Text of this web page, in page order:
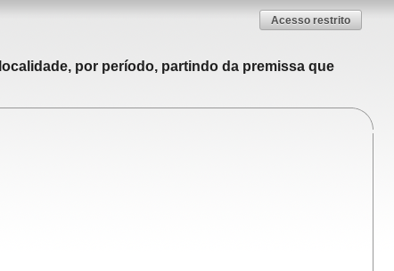
Acesso restrito
por período, partindo da premissa que